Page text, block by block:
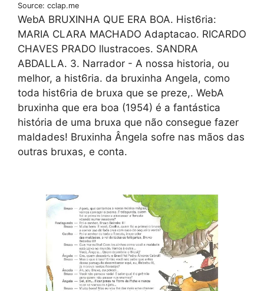
Source: cclap.me
WebA BRUXINHA QUE ERA BOA. Hist6ria:
MARIA CLARA MACHADO Adaptacao. RICARDO
CHAVES PRADO llustracoes. SANDRA
ABDALLA. 3. Narrador - A nossa historia, ou
melhor, a hist6ria. da bruxinha Angela, como
toda hist6ria de bruxa que se preze,. WebA
bruxinha que era boa (1954) é a fantástica
história de uma bruxa que não consegue fazer
maldades! Bruxinha Ângela sofre nas mãos das
outras bruxas, e conta.